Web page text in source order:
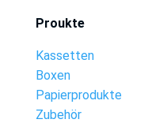
Proukte
Kassetten
Boxen
Papierprodukte
Zubehör